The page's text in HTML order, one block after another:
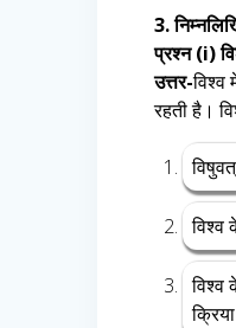
3.
प्रश्न (i)
उत्तर-विश्व
रहती है।
विश्व
विश्व